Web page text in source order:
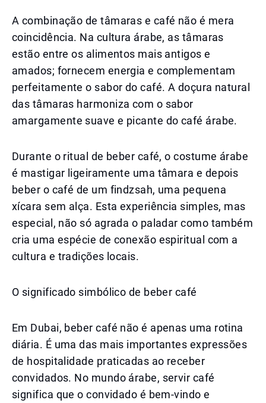
A combinação de tâmaras e café não é mera
coincidência. Na cultura árabe, as tâmaras
estão entre os alimentos mais antigos e
amados; fornecem energia e complementam
perfeitamente o sabor do café. A doçura natural
das tâmaras harmoniza com o sabor
amargamente suave e picante do café árabe.
Durante o ritual de beber café, o costume árabe
é mastigar ligeiramente uma tâmara e depois
beber o café de um findzsah, uma pequena
xícara sem alça. Esta experiência simples, mas
especial, não só agrada o paladar como também
cria uma espécie de conexão espiritual com a
cultura e tradições locais.
O significado simbólico de beber café
Em Dubai, beber café não é apenas uma rotina
diária. É uma das mais importantes expressões
de hospitalidade praticadas ao receber
convidados. No mundo árabe, servir café
significa que o convidado é bem-vindo e